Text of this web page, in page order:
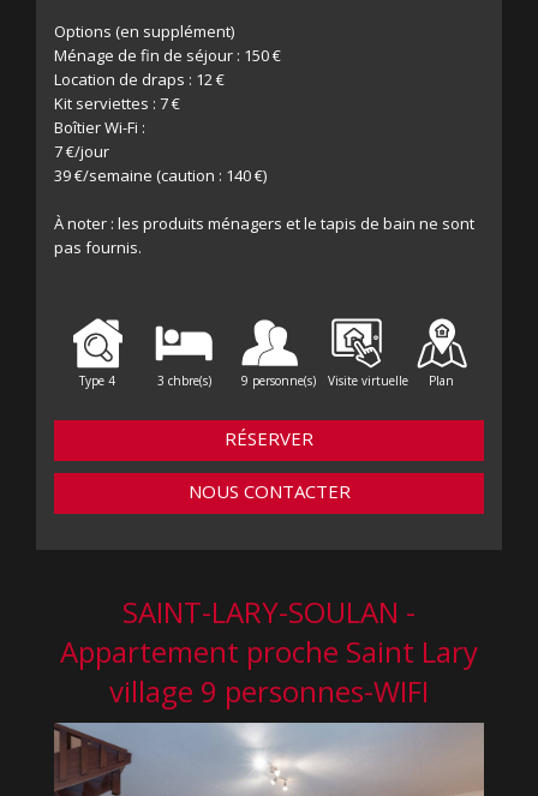
Options (en supplément)
Ménage de fin de séjour : 150 €
Location de draps : 12 €
Kit serviettes : 7 €
Boîtier Wi-Fi :
7 €/jour
39 €/semaine (caution : 140 €)
À noter : les produits ménagers et le tapis de bain ne sont
pas fournis.
Type 4 3 chbre(s) 9 personne(s) Visite virtuelle Plan
RÉSERVER
NOUS CONTACTER
SAINT-LARY-SOULAN -
Appartement proche Saint Lary
village 9 personnes-WIFI